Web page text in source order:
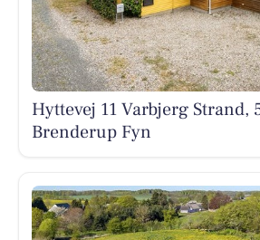
Hyttevej 11 Varbjerg Strand,
Brenderup Fyn